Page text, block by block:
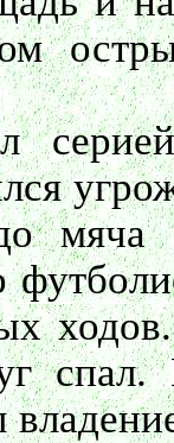
мяча
спал.